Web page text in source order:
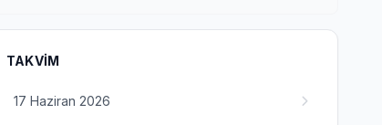
TAKVIM
17 Haziran 2026